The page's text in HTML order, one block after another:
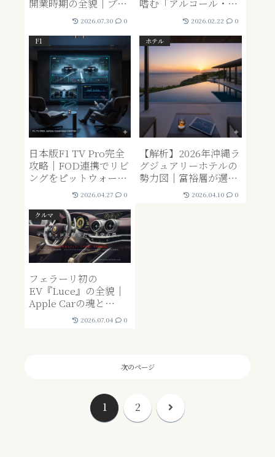
開業時期の全貌｜プラ
イベートレジデンス投
2026.07.30 0
嗜む「アルコール・パ
フォーマンス」新時代
2026.02.22 0
F1
日本版F1 TV Pro完全
攻略｜FOD連携でリビ
ングをピットウォール
に変える「司令室」構
2026.04.27 0
ホテル
【解析】2026年沖縄ラ
グジュアリーホテルの
勢力図｜富裕層が選ぶ
べき『真の隠れ家』と
フォーシーズンズなど
2026.04.10 0
クルマ
フェラーリ初の
EV『Luce』の全貌｜
Apple Carの魂と
LoveFromが描く次世
代の審美眼
2026.07.04 0
次のページ
1 2
次